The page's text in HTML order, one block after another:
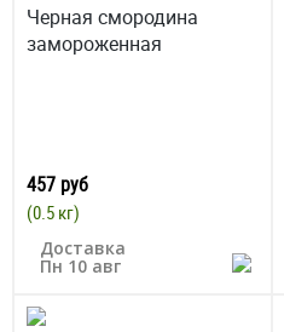
Черная смородина
замороженная
457 руб
(0.5 кг)
Доставка
Пн 10 авг